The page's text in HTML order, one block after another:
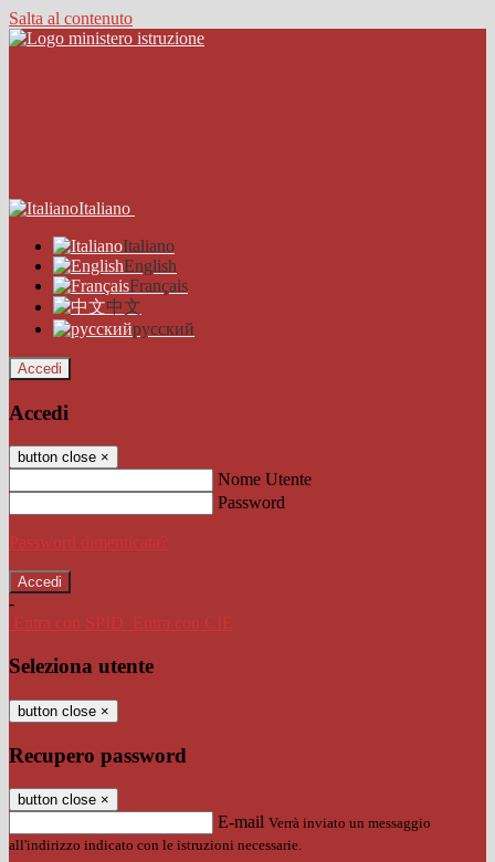
Salta al contenuto
Italiano
Italiano
English
Français
中文
русский
Accedi
Accedi
button close ×
Nome Utente
Password
Password dimenticata?
-
Entra con SPID
Entra con CIE
Seleziona utente
button close ×
Recupero password
button close ×
E-mail Verrà inviato un messaggio
all'indirizzo indicato con le istruzioni necessarie.